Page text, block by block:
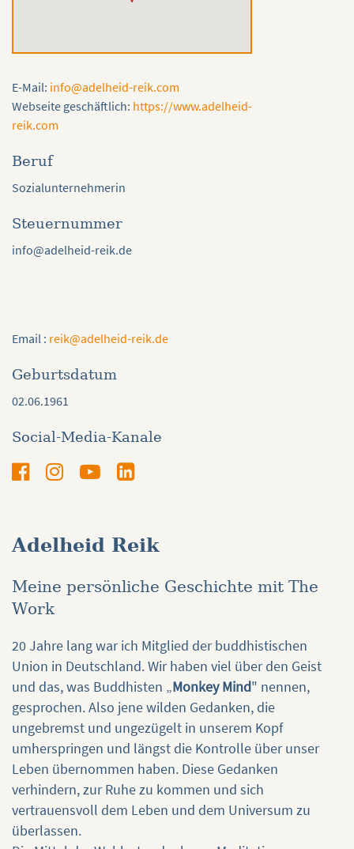
E-Mail: info@adelheid-reik.com
Webseite geschäftlich: https://www.adelheid-
reik.com
Beruf
Sozialunternehmerin
Steuernummer
info@adelheid-reik.de
Email : reik@adelheid-reik.de
Geburtsdatum
02.06.1961
Social-Media-Kanale
Adelheid Reik
Meine persönliche Geschichte mit The
Work
20 Jahre lang war ich Mitglied der buddhistischen
Union in Deutschland. Wir haben viel über den Geist
und das, was Buddhisten „Monkey Mind" nennen,
gesprochen. Also jene wilden Gedanken, die
ungebremst und ungezügelt in unserem Kopf
umherspringen und längst die Kontrolle über unser
Leben übernommen haben. Diese Gedanken
verhindern, zur Ruhe zu kommen und sich
vertrauensvoll dem Leben und dem Universum zu
überlassen.